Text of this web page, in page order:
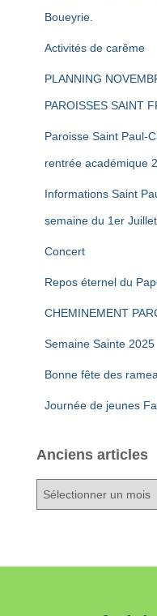
Boueyrie.
Activités de carême
PLANNING
PAROISSES SAINT
Paroisse Saint Paul-
rentrée académique
Informations Saint
semaine du 1er
Concert
Repos éternel du
CHEMINEMENT
Semaine Sainte 2025
Bonne fête des
Journée de jeunes
Anciens articles